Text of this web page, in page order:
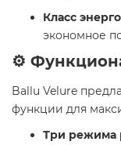
Класс
экономное
⚙️
Ballu Velure
функции для
Три режима